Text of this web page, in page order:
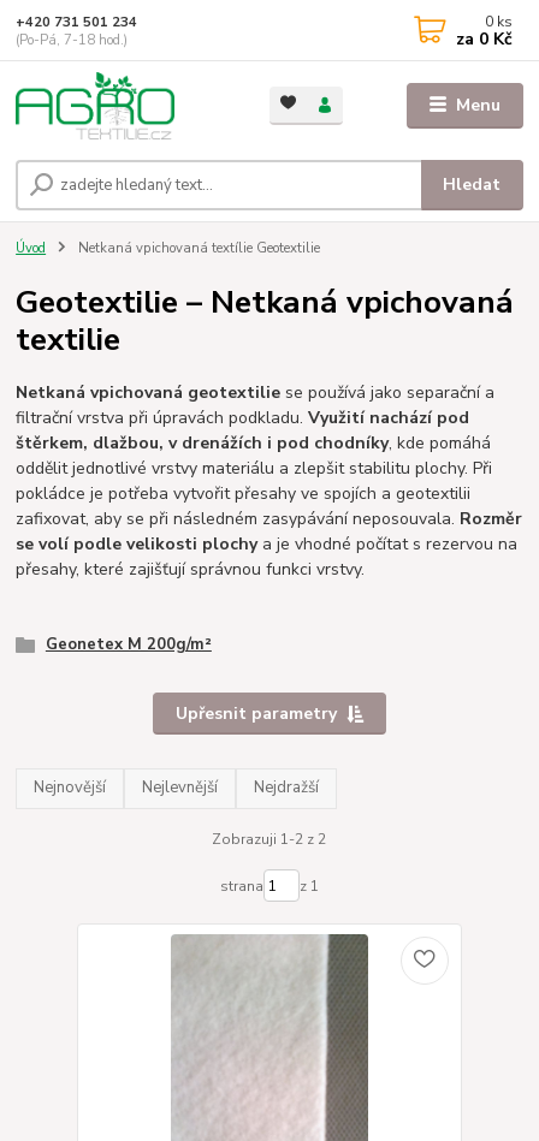
Menu
Hledat
+420 731 501 234
(Po-Pá, 7-18 hod.)
0 ks
za 0 Kč
Úvod Netkaná vpichovaná textílie Geotextilie
Geotextilie – Netkaná vpichovaná
textilie
Netkaná vpichovaná geotextilie se používá jako separační a
filtrační vrstva při úpravách podkladu.Využití nachází pod
štěrkem, dlažbou, v drenážích i pod chodníky, kde pomáhá
oddělit jednotlivé vrstvy materiálu a zlepšit stabilitu plochy. Při
pokládce je potřeba vytvořit přesahy ve spojích a geotextilii
zafixovat, aby se při následném zasypávání neposouvala. Rozměr
se volí podle velikosti plochya je vhodné počítat s rezervou na
přesahy, které zajišťují správnou funkci vrstvy.
Geonetex M 200g/m²
Upřesnit parametry
Nejnovější Nejlevnější Nejdražší
Zobrazuji 1-2 z 2
strana z 1